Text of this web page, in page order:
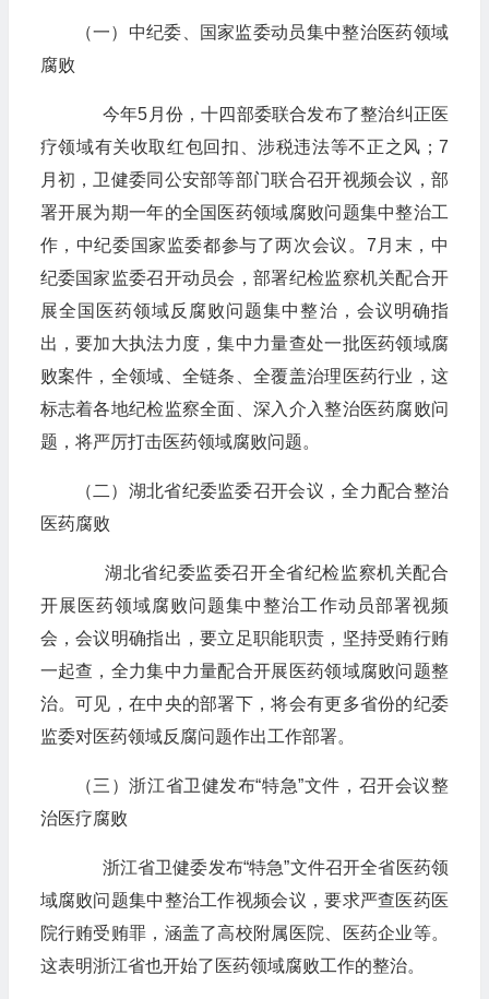
（一）中纪委、国家监委动员集中整治医药领域
腐败
今年5月份，十四部委联合发布了整治纠正医
疗领域有关收取红包回扣、涉税违法等不正之风；7
月初，卫健委同公安部等部门联合召开视频会议，部
署开展为期一年的全国医药领域腐败问题集中整治工
作，中纪委国家监委都参与了两次会议。7月末，中
纪委国家监委召开动员会，部署纪检监察机关配合开
展全国医药领域反腐败问题集中整治，会议明确指
出，要加大执法力度，集中力量查处一批医药领域腐
败案件，全领域、全链条、全覆盖治理医药行业，这
标志着各地纪检监察全面、深入介入整治医药腐败问
题，将严厉打击医药领域腐败问题。
（二）湖北省纪委监委召开会议，全力配合整治
医药腐败
湖北省纪委监委召开全省纪检监察机关配合
开展医药领域腐败问题集中整治工作动员部署视频
会，会议明确指出，要立足职能职责，坚持受贿行贿
一起查，全力集中力量配合开展医药领域腐败问题整
治。可见，在中央的部署下，将会有更多省份的纪委
监委对医药领域反腐问题作出工作部署。
（三）浙江省卫健发布“特急”文件，召开会议整
治医疗腐败
浙江省卫健委发布“特急”文件召开全省医药领
域腐败问题集中整治工作视频会议，要求严查医药医
院行贿受贿罪，涵盖了高校附属医院、医药企业等。
这表明浙江省也开始了医药领域腐败工作的整治。